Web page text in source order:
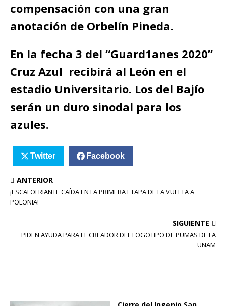
compensación con una gran
anotación de Orbelín Pineda.
En la fecha 3 del “Guard1anes 2020”
Cruz Azul recibirá al León en el
estadio Universitario. Los del Bajío
serán un duro sinodal para los
azules.
Twitter Facebook
ANTERIOR
¡ESCALOFRIANTE CAÍDA EN LA PRIMERA ETAPA DE LA VUELTA A
POLONIA!
SIGUIENTE
PIDEN AYUDA PARA EL CREADOR DEL LOGOTIPO DE PUMAS DE LA
UNAM